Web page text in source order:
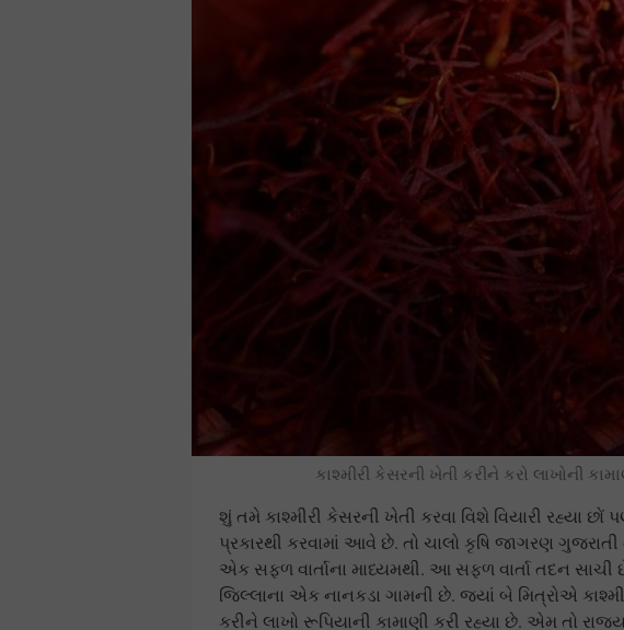
કાશ્મીરી કેસરની ખેતી કરીને કરો લાખોની
શું તમે કાશ્મીરી કેસરની ખેતી કરવા વિશે વિયારી રહ્યા
પ્રકારથી કરવામાં આવે છે. તો ચાલો કૃષિ જાગરણ
એક સફળ વાર્તાના માધ્યમથી. આ સફળ વાર્તા તદન
જિલ્લાના એક નાનકડા ગામની છે. જ્યાં બે મિત્રોએ
કરીને લાખો રૂપિયાની કામાણી કરી રહ્યા છે. એમ તો